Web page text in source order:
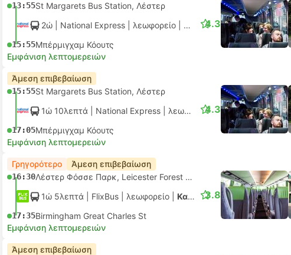
13:55St Margarets Bus Station, Λέστερ
2ώ | National Express λεωφορείο Κανονικό AC
15:55Μπέρμιγχαμ Κόουτς
4.3
Εμφάνιση λεπτομερειών
Άμεση επιβεβαίωση
15:55St Margarets Bus Station, Λέστερ
1ώ 10λεπτά | National Express λεωφορείο |Κανονικό AC
17:05Μπέρμιγχαμ Κόουτς
4.3
Εμφάνιση λεπτομερειών
Γρηγορότερο Άμεση επιβεβαίωση
16:30
Λέστερ Φόσσε Παρκ, Leicester Forest East
1ώ 5λεπτά | FlixBus λεωφορείο Κανονικό
17:35Birmingham Great Charles St
3.8
Εμφάνιση λεπτομερειών
Άμεση επιβεβαίωση